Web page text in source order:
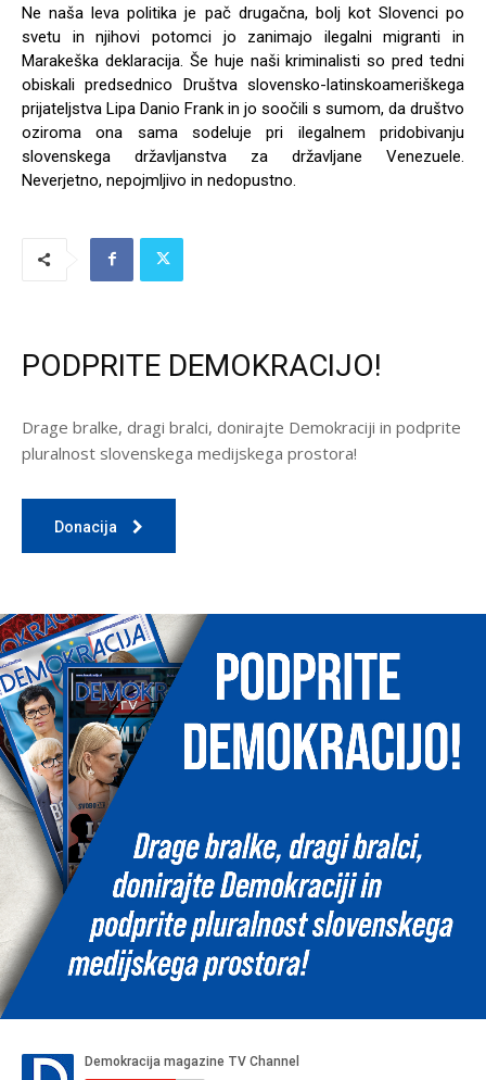
Ne naša leva politika je pač drugačna, bolj kot Slovenci po
svetu in njihovi potomci jo zanimajo ilegalni migranti in
Marakeška deklaracija. Še huje naši kriminalisti so pred tedni
obiskali predsednico Društva slovensko-latinskoameriškega
prijateljstva Lipa Danio Frank in jo soočili s sumom, da društvo
oziroma ona sama sodeluje pri ilegalnem pridobivanju
slovenskega državljanstva za državljane Venezuele.
Neverjetno, nepojmljivo in nedopustno.
PODPRITE DEMOKRACIJO!
Drage bralke, dragi bralci, donirajte Demokraciji in podprite
pluralnost slovenskega medijskega prostora!
Donacija